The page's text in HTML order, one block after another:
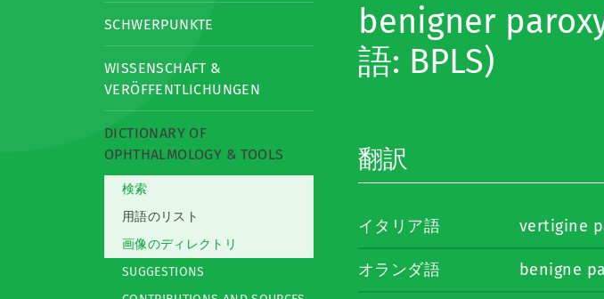
SCHWERPUNKTE
WISSENSCHAFT &
VERÖFFENTLICHUNGEN
DICTIONARY OF
OPHTHALMOLOGY & TOOLS
検索
用語のリスト
画像のディレクトリ
SUGGESTIONS
benigner
語: BPLS)
翻訳
イタリア語 vertigine
オランダ語 benigne